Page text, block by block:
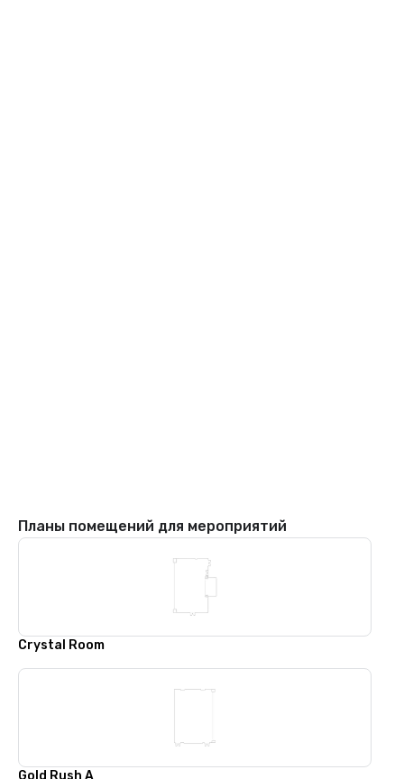
Планы помещений для мероприятий
Crystal Room
Gold Rush A